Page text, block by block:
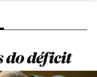
do déficit